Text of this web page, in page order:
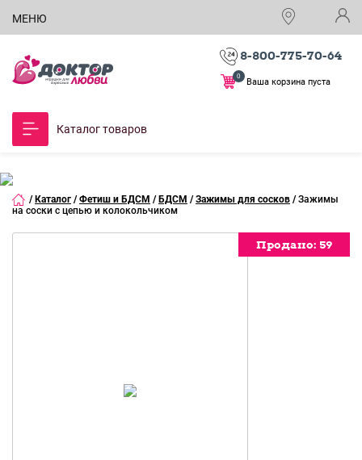
МЕНЮ
8-800-775-70-64
Ваша корзина пуста
0
Каталог товаров
/ Каталог / Фетиш и БДСМ / БДСМ / Зажимы для сосков / Зажимы
на соски с цепью и колокольчиком
Продано: 59